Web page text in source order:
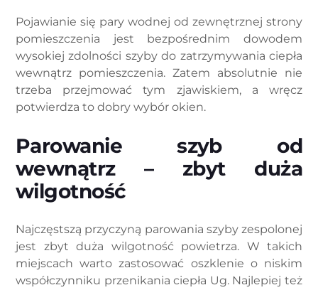
Pojawianie się pary wodnej od zewnętrznej strony
pomieszczenia jest bezpośrednim dowodem
wysokiej zdolności szyby do zatrzymywania ciepła
wewnątrz pomieszczenia. Zatem absolutnie nie
trzeba przejmować tym zjawiskiem, a wręcz
potwierdza to dobry wybór okien.
Parowanie szyb od
wewnątrz – zbyt duża
wilgotność
Najczęstszą przyczyną parowania szyby zespolonej
jest zbyt duża wilgotność powietrza. W takich
miejscach warto zastosować oszklenie o niskim
współczynniku przenikania ciepła Ug. Najlepiej też